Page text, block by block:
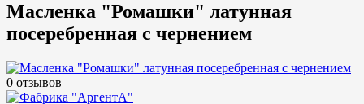
Масленка "Ромашки" латунная
посеребренная с чернением
0 отзывов